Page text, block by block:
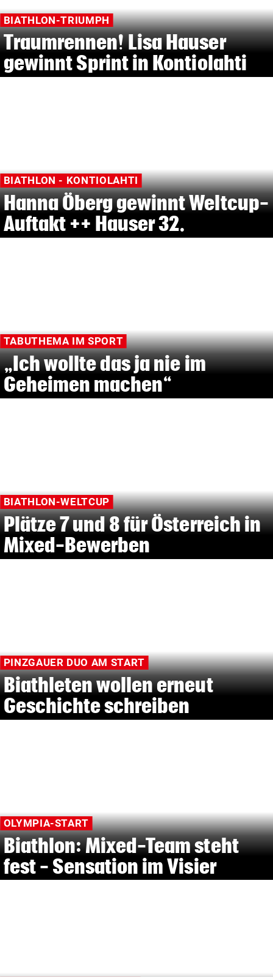
BIATHLON-TRIUMPH
Traumrennen! Lisa Hauser
gewinnt Sprint in Kontiolahti
BIATHLON - KONTIOLAHTI
Hanna Öberg gewinnt Weltcup-
Auftakt ++ Hauser 32.
TABUTHEMA IM SPORT
„Ich wollte das ja nie im
Geheimen machen“
BIATHLON-WELTCUP
Plätze 7 und 8 für Österreich in
Mixed-Bewerben
PINZGAUER DUO AM START
Biathleten wollen erneut
Geschichte schreiben
OLYMPIA-START
Biathlon: Mixed-Team steht
fest - Sensation im Visier